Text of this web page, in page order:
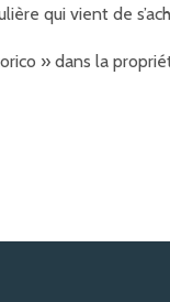
qui vient de
» dans la